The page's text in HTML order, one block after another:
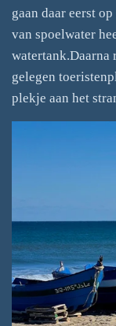
gaan daar eerst
van spoelwater
watertank.Daarna
gelegen
plekje aan het